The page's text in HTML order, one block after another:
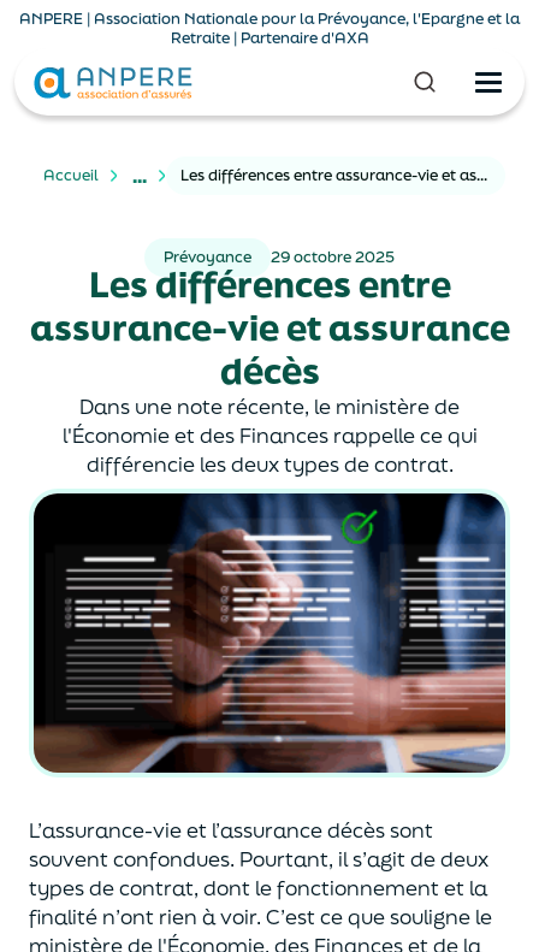
ANPERE | Association Nationale pour la Prévoyance, l'Epargne et la
Retraite | Partenaire d'AXA
Accueil ... Les différences entre assurance-vie et assurance décès
Prévoyance 29 octobre 2025
Les différences entre
assurance-vie et assurance
décès
Dans une note récente, le ministère de
l'Économie et des Finances rappelle ce qui
différencie les deux types de contrat.
L’assurance-vie et l’assurance décès sont
souventconfondues. Pourtant, il s’agit de deux
types de contrat, dont le fonctionnement et la
finalité n’ont rien à voir. C’est ce que souligne le
ministère de l'Économie, des Financeset de la